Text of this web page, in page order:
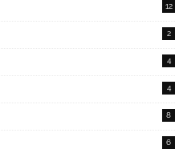
12
2
4
4
8
6